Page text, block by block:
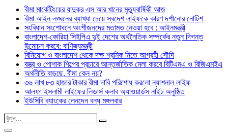
বীমা মার্কেটিংয়ের যাদুকর এস আর খানের মৃত্যুবার্ষিকী আজ
বীমা আইন লঙ্ঘনের ব্যাখ্যা চেয়ে স্বদেশ লাইফকে কারণ দর্শানোর নোটিশ
সংবিধান সংশোধনে অংশীজনদের মতামত নেওয়া হবে : আইনমন্ত্রী
বাংলাদেশ-কোরিয়া সিইপিএ দুই দেশের অর্থনৈতিক সম্পর্কের নতুন দিগন্ত
উন্মোচন করবে: বাণিজ্যমন্ত্রী
বিনিয়োগ ও বাংলাদেশ থেকে দক্ষ শ্রমিক নিতে আগ্রহী সৌদি
বস্ত্র ও পোশাক শিল্পের প্রচারে আন্তর্জাতিক মেলা করবে বিটিএমএ ও বিজিএমইএ
অর্থনীতি বাড়ছে, বীমা কেন নয়?
৩৬ লাখ ৮৩ হাজার টাকার বীমা দাবি পরিশোধ করলো ন্যাশনাল লাইফ
আলফা ইসলামী লাইফের লিডার্স ক্লাব অ্যাওয়ার্ডস নাইট অনুষ্ঠিত
ইউসিবি ব্যাংকের লেনদেন বন্ধ মঙ্গলবার